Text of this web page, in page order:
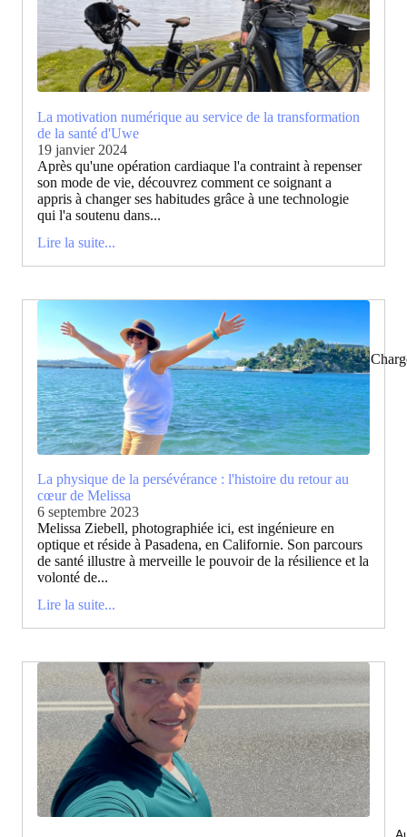
La motivation numérique au service de la transformation
de la santé d'Uwe
19 janvier 2024
Après qu'une opération cardiaque l'a contraint à repenser
son mode de vie, découvrez comment ce soignant a
appris à changer ses habitudes grâce à une technologie
qui l'a soutenu dans...
Lire la suite...
La physique de la persévérance : l'histoire du retour au
cœur de Melissa
6 septembre 2023
Melissa Ziebell, photographiée ici, est ingénieure en
optique et réside à Pasadena, en Californie. Son parcours
de santé illustre à merveille le pouvoir de la résilience et la
volonté de...
Lire la suite...